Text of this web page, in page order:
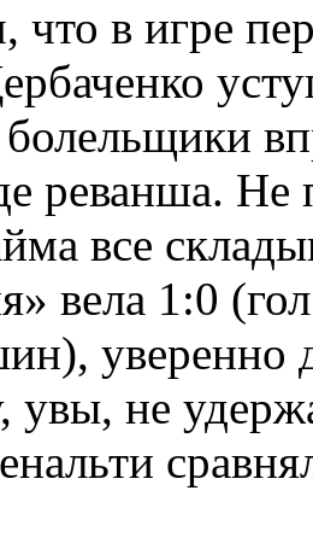
в игре
болельщики
реванша. Не
все
вела 1:0
уверенно
увы, не